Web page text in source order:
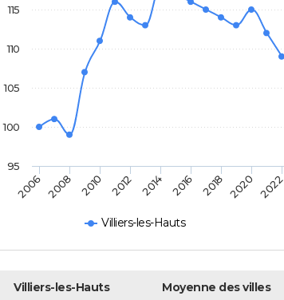
Villiers-les-Hauts
2006 2008 2010 2012 2014 2016 2018 2020 2022
95
100
105
110
115
Villiers-les-Hauts Moyenne des villes